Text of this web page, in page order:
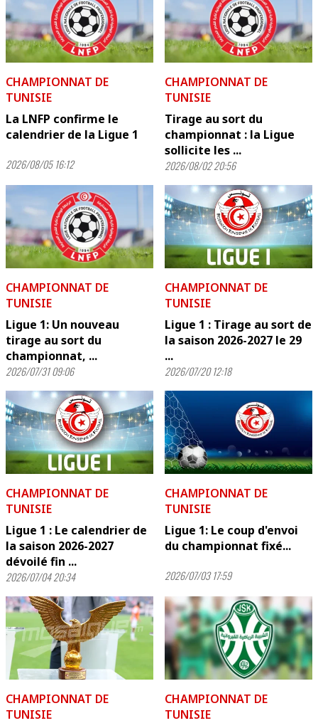
CHAMPIONNAT DE
TUNISIE
La LNFP confirme le
calendrier de la Ligue 1
2026/08/05 16:12
CHAMPIONNAT DE
TUNISIE
Tirage au sort du
championnat : la Ligue
sollicite les ...
2026/08/02 20:56
CHAMPIONNAT DE
TUNISIE
Ligue 1: Un nouveau
tirage au sort du
championnat, ...
2026/07/31 09:06
CHAMPIONNAT DE
TUNISIE
Ligue 1 : Tirage au sort de
la saison 2026-2027 le 29
...
2026/07/20 12:18
CHAMPIONNAT DE
TUNISIE
Ligue 1 : Le calendrier de
la saison 2026-2027
dévoilé fin ...
2026/07/04 20:34
CHAMPIONNAT DE
TUNISIE
Ligue 1: Le coup d'envoi
du championnat fixé...
2026/07/03 17:59
CHAMPIONNAT DE
TUNISIE
CHAMPIONNAT DE
TUNISIE